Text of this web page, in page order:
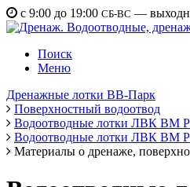
c 9:00 до 19:00 СБ-ВС —
Поиск
Меню
Дренажные лотки ВВ-Парк
Поверхностный водоотвод
Водоотводные лотки ЛВК ВМ
Водоотводные лотки ЛВК ВМ
Материалы о дренаже,